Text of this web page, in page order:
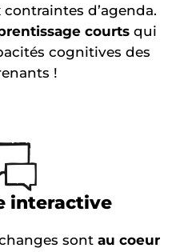
d’agenda.
courts qui
cognitives des
!
interactive
sont au coeur